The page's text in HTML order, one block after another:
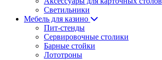
Светильники
Мебель для казино
Пит-стенды
Сервировочные столики
Барные стойки
Лототроны